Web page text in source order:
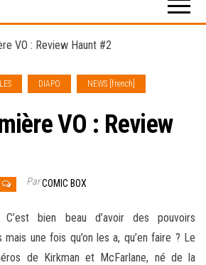
VO : Review Haunt #2
DIAPO NEWS [french]
VO : Review
ParCOMIC BOX
C’est bien beau d’avoir des pouvoirs
mais une fois qu’on les a, qu’en faire ? Le
de Kirkman et McFarlane, né de la